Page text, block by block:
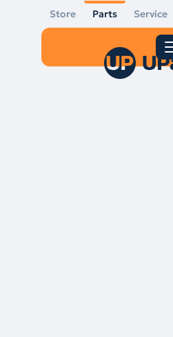
Store Parts Service